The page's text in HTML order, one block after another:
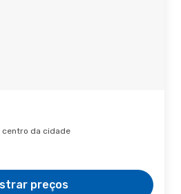
centro da cidade
preços